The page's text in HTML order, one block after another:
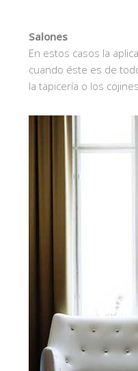
Salones
En estos casos la
cuando éste es de
la tapicería o los cojines.